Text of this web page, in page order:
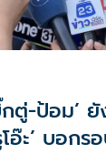
กตู่-ป้อม’
อ๊ะ’ บอกร